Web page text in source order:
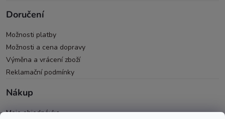
Doručení
Možnosti platby
Možnosti a cena dopravy
Výměna a vrácení zboží
Reklamační podmínky
Nákup
Moje objednávka